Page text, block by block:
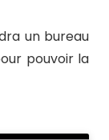
un bureau
pouvoir la